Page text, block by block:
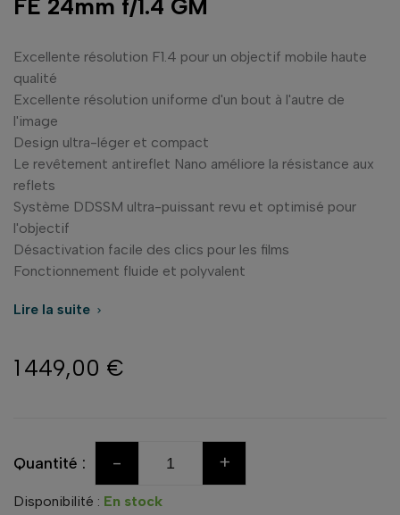
FE 24mm f/1.4 GM
Excellente résolution F1.4 pour un objectif mobile haute
qualité
Excellente résolution uniforme d'un bout à l'autre de
l'image
Design ultra-léger et compact
Le revêtement antireflet Nano améliore la résistance aux
reflets
Système DDSSM ultra-puissant revu et optimisé pour
l'objectif
Désactivation facile des clics pour les films
Fonctionnement fluide et polyvalent
Lire la suite 
1 449,00 €
Quantité : - +
Disponibilité : En stock